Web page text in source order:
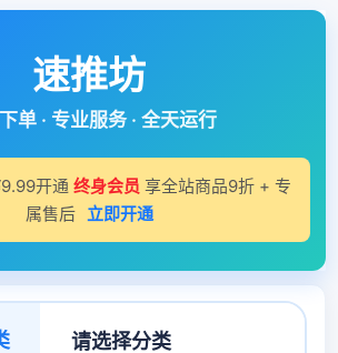
速推坊
单 · 专业服务 · 全天运行
开通 终身会员 享全站商品9折 + 专
属售后 立即开通